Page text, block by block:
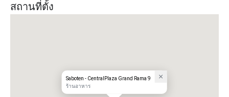
สถานที่ตั้ง
Saboten - CentralPlaza Grand Rama 9
ร้านอาหาร